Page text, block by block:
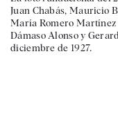
Juan Chabás, Mauricio
María Romero Martínez
Dámaso Alonso y
diciembre de 1927.